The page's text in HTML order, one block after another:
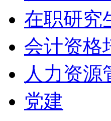
在职研究
会计资格
人力资源
党建